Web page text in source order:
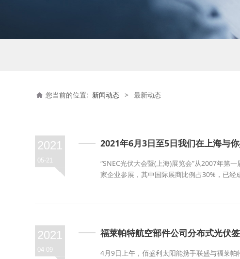
您当前的位置: 新闻动态 > 最新动态
2021
05-21
2021年6月3日至5日我们在上海与
“SNEC光伏大会暨(上海)展览会”从2007年第
家企业参展，其中国际展商比例占30%，已经
2021
04-09
福莱帕特航空部件公司分布式光伏签
4月9日上午，佰盛利太阳能携手联盛与福莱